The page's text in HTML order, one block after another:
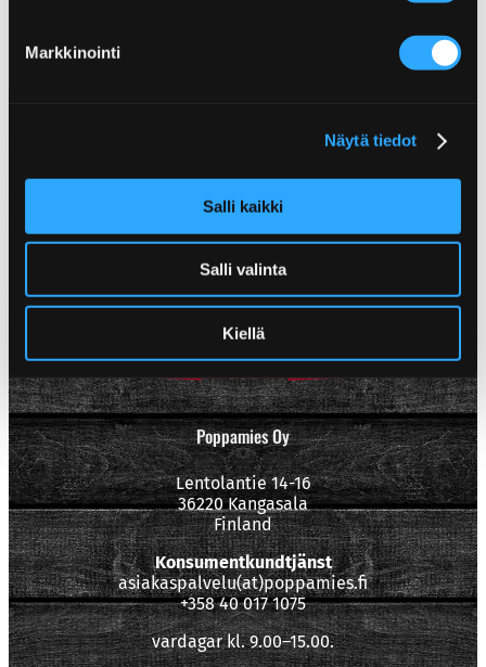
Markkinointi
Näytä tiedot
Salli kaikki
Salli valinta
Kiellä
Poppamies Oy
Lentolantie 14-16
36220 Kangasala
Finland
Konsumentkundtjänst
asiakaspalvelu(at)poppamies.fi
+358 40 017 1075
vardagar kl. 9.00–15.00.